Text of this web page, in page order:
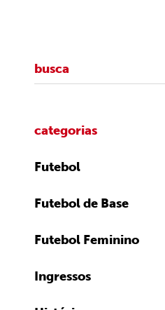
categorias
Futebol
Futebol de Base
Futebol Feminino
Ingressos